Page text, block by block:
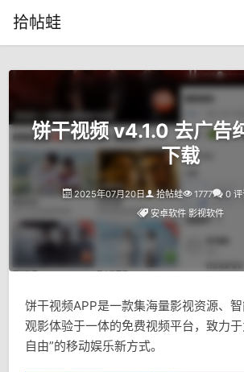
拾帖蛙
饼干视频 v4.1.0 去广告
下载
2025年07月20日 拾帖蛙 1777 0 评
安卓软件 影视软件
饼干视频APP是一款集海量影视资源、
观影体验于一体的免费视频平台，致力
自由”的移动娱乐新方式。